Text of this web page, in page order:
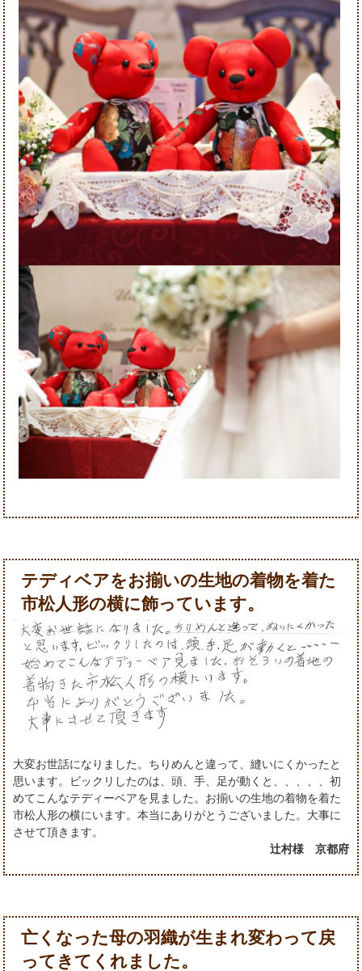
テディベアをお揃いの生地の着物を着た
市松人形の横に飾っています。
大変お世話になりました。ちりめんと違って、縫いにくかったと
思います。ビックリしたのは、頭、手、足が動くと、、、、、初
めてこんなテディーベアを見ました。お揃いの生地の着物を着た
市松人形の横にいます。本当にありがとうございました。大事に
させて頂きます。
辻村様 京都府
亡くなった母の羽織が生まれ変わって戻
ってきてくれました。